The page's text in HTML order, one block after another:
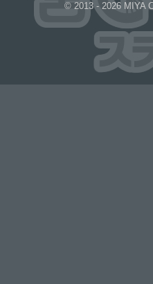
© 2013 - 2026 MIYA